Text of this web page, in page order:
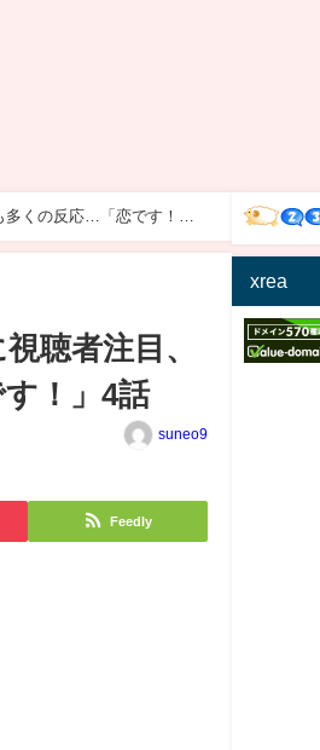
多くの反応…「恋です！」4
聴者注目、
！」4話
suneo9
Feedly
xrea